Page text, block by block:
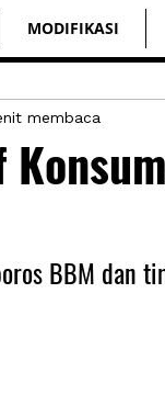
MODIFIKASI
membaca
BBM dan